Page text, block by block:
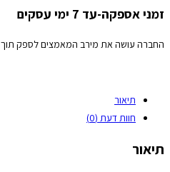
זמני אספקה-עד 7 ימי עסקים
החברה עושה את מירב המאמצים לספק תוך 3 ימי עסקים אולם בתקופות שיא וחגים יתכנו עיכובים אנא קבלו זאת בהבנה והכלה.
תיאור
חוות דעת (0)
תיאור